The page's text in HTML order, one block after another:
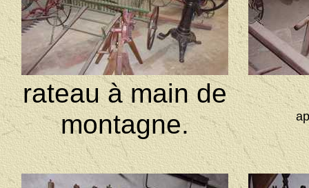
rateau à main de
montagne.